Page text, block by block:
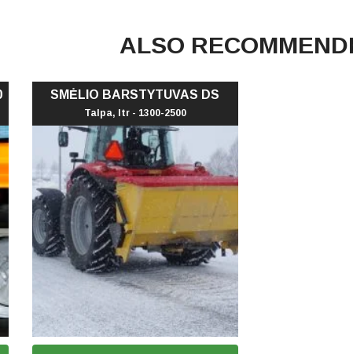
ALSO
SMĖLIO BARSTYTUVAS DS
Talpa, ltr - 1300-2500